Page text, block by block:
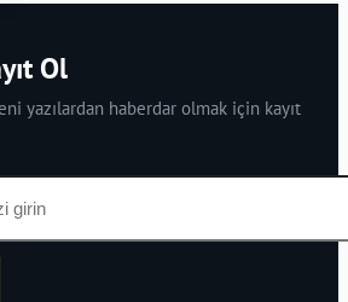
Ol
yazılardan haberdar olmak için kayıt